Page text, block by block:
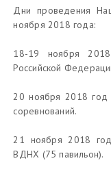
Дни проведения
ноября 2018 года:
18-19 ноября
Российской
20 ноября 2018 год
соревнований.
21 ноября 2018
ВДНХ (75 павильон).